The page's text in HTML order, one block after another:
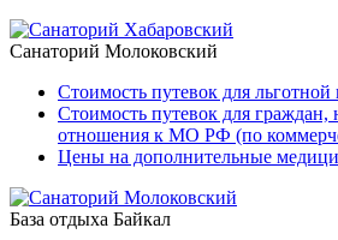
Санаторий Молоковский
Стоимость путевок для льготной
Стоимость путевок для
отношения к МО РФ (по
Цены на дополнительные
База отдыха Байкал